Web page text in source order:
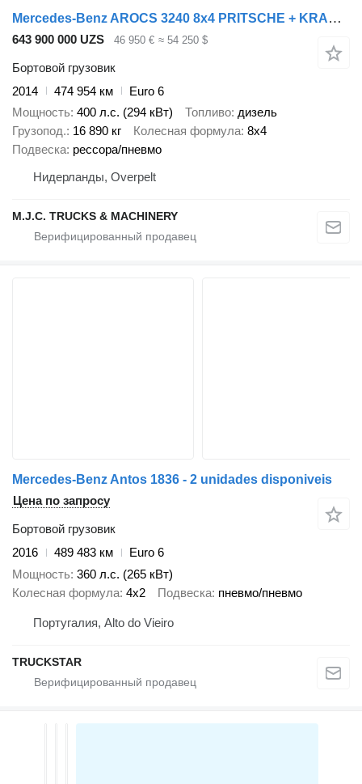
Mercedes-Benz AROCS 3240 8x4 PRITSCHE + KRAN X-HIPRO HIAB 192 E-4 (317h!) - RO
643 900 000 UZS 46 950 € ≈ 54 250 $
Бортовой грузовик
2014
474 954 км
Euro 6
Мощность 400 л.с. (294 кВт) Топливо дизель
Грузопод. 16 890 кг Колесная формула 8x4
Подвеска рессора/пневмо
Нидерланды, Overpelt
M.J.C. TRUCKS & MACHINERY
Mercedes-Benz Antos 1836 - 2 unidades disponiveis
Цена по запросу
Бортовой грузовик
2016
489 483 км
Euro 6
Мощность 360 л.с. (265 кВт)
Колесная формула 4x2 Подвеска пневмо/пневмо
Португалия, Alto do Vieiro
TRUCKSTAR